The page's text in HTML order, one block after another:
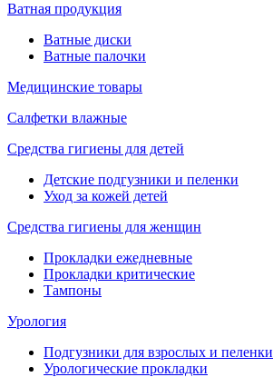
Ватная продукция
Ватные диски
Ватные палочки
Медицинские товары
Салфетки влажные
Средства гигиены для детей
Детские подгузники и пеленки
Уход за кожей детей
Средства гигиены для женщин
Прокладки ежедневные
Прокладки критические
Тампоны
Урология
Подгузники для взрослых и пеленки
Урологические прокладки